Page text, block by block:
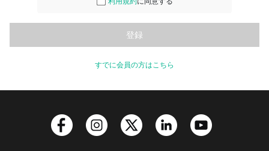
すでに会員の方はこちら